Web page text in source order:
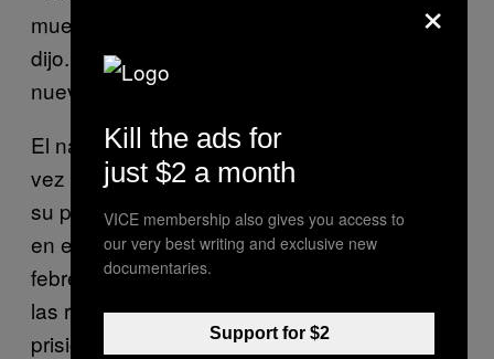
muestran que ‘El Chapo’ es un problema»,
dijo. «Ellos tienen miedo de que escape de
nuevo.»
El narcotraficante fue detenido por primera
vez en 1993 y permaneció en prisión hasta
su primera fuga de la cárcel de alta seguridad
en enero de 2001. Fue recapturado en
febrero de 2014, después de 17 meses tras
las rejas escapó de nuevo. Su regreso a la
prisión se logró después de seis meses de
×
Kill the ads for
just $2 a month
VICE membership also gives you access to
our very best writing and exclusive new
documentaries.
Support for $2